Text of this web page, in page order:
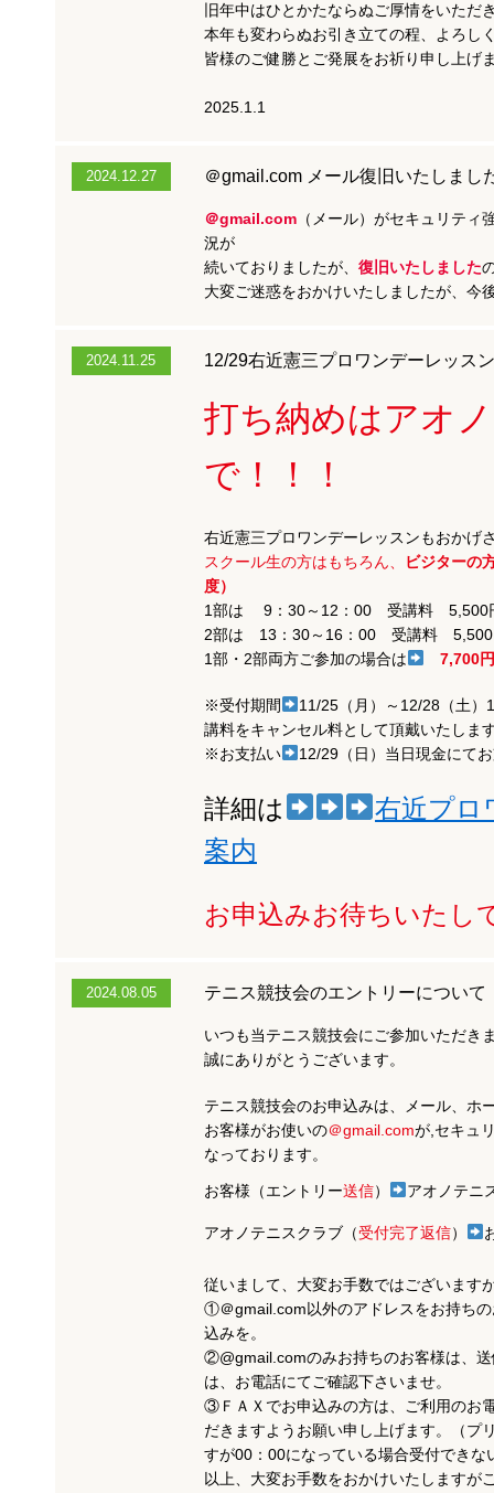
旧年中はひとかたならぬご厚情をいただ
本年も変わらぬお引き立ての程、よろし
皆様のご健勝とご発展をお祈り申し上げ
2025.1.1
2024.12.27 ＠gmail.com メール復旧いたしまし
＠gmail.com （メール）がセキュリテ
況が
続いておりましたが、 復旧いたしました
大変ご迷惑をおかけいたしましたが、今
2024.11.25 12/29右近憲三プロワンデーレッス
打ち納めはアオ
で！！！
右近憲三プロワンデーレッスンもおかげ
スクール生の方はもちろん、
ビジターの
度）
1部は 9：30～12：00 受講料 5,500
2部は 13：30～16：00 受講料 5,500
1部・2部両方ご参加の場合は
7,700
※受付期間
11/25（月）～12/28（土）
講料をキャンセル料として頂戴いたしま
※お支払い
12/29（日）当日現金にて
詳細は
右近プロ
案内
お申込みお待ちいたし
2024.08.05 テニス競技会のエントリーについて
いつも当テニス競技会にご参加いただき
誠にありがとうございます。
テニス競技会のお申込みは、メール、ホ
お客様がお使いの＠gmail.comが,セキュ
なっております。
お客様（エントリー送信） アオノテニ
アオノテニスクラブ（受付完了返信）
従いまして、大変お手数ではございます
①＠gmail.com以外のアドレスをお持ち
込みを。
②@gmail.comのみお持ちのお客様は、
は、お電話にてご確認下さいませ。
③ＦＡＸでお申込みの方は、ご利用のお
だきますようお願い申し上げます。（プ
すが00：00になっている場合受付できな
以上、大変お手数をおかけいたしますが